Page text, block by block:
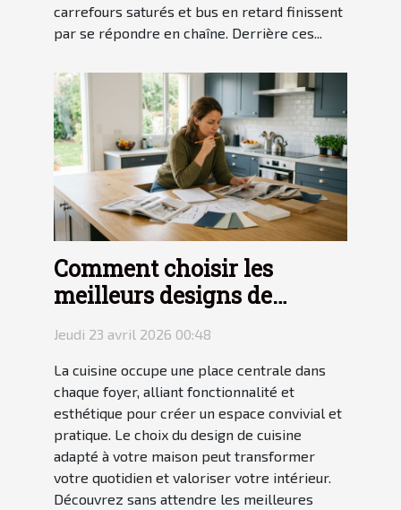
carrefours saturés et bus en retard finissent
par se répondre en chaîne. Derrière ces...
Comment choisir les
meilleurs designs de
cuisine pour votre maison
?
Jeudi 23 avril 2026 00:48
La cuisine occupe une place centrale dans
chaque foyer, alliant fonctionnalité et
esthétique pour créer un espace convivial et
pratique. Le choix du design de cuisine
adapté à votre maison peut transformer
votre quotidien et valoriser votre intérieur.
Découvrez sans attendre les meilleures